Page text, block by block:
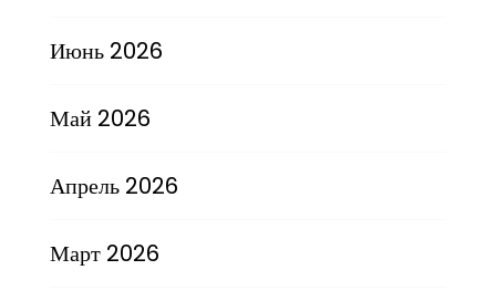
Июнь 2026
Май 2026
Апрель 2026
Март 2026